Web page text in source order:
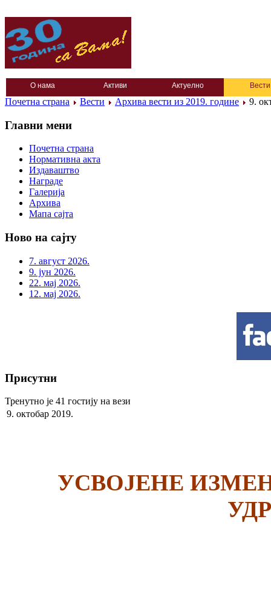
О нама Активи Актуелно Вести
Почетна страна Вести Архива вести из 2019. године 9.
Главни мени
Почетна страна
Нормативна акта
Издаваштво
Награде
Галерија
Архива
Мапа сајта
Ново на сајту
7. август 2026.
9. јун 2026.
22. мај 2026.
12. мај 2026.
Присутни
Тренутно је 41 гостију на вези
9. октобар 2019.
УСВОЈЕНЕ